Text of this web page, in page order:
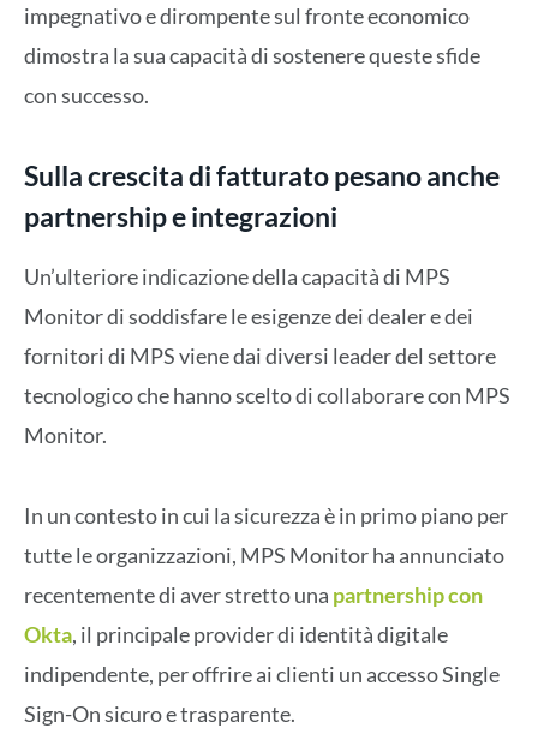
impegnativo e dirompente sul fronte economico
dimostra la sua capacità di sostenere queste sfide
con successo.
Sulla crescita di fatturato pesano anche
partnership e integrazioni
Un’ulteriore indicazione della capacità di MPS
Monitor di soddisfare le esigenze dei dealer e dei
fornitori di MPS viene dai diversi leader del settore
tecnologico che hanno scelto di collaborare con MPS
Monitor.
In un contesto in cui la sicurezza è in primo piano per
tutte le organizzazioni, MPS Monitor ha annunciato
recentemente di aver stretto una partnership con
Okta, il principale provider di identità digitale
indipendente, per offrire ai clienti un accesso Single
Sign-On sicuro e trasparente.